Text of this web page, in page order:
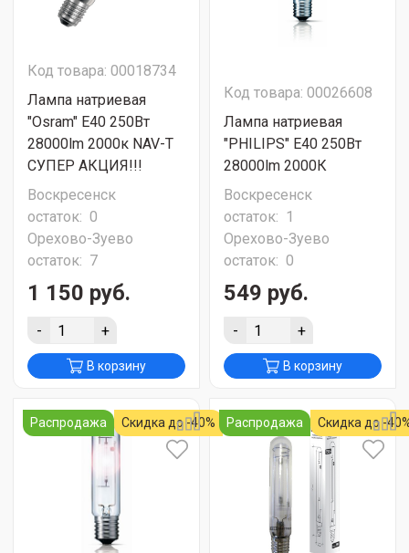
Код товара: 00018734
Лампа натриевая
"Osram" E40 250Вт
28000lm 2000к NAV-T
СУПЕР АКЦИЯ!!!
Воскресенск
остаток: 0
Орехово-Зуево
остаток: 7
1 150 руб.
- +
В корзину
Код товара: 00026608
Лампа натриевая
"PHILIPS" E40 250Вт
28000lm 2000К
Воскресенск
остаток: 1
Орехово-Зуево
остаток: 0
549 руб.
- +
В корзину
Распродажа Скидка до -40% Распродажа Скидка до -